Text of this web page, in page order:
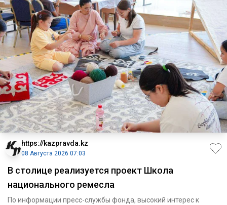
https://kazpravda.kz
08 Августа 2026 07:03
В столице реализуется проект Школа
национального ремесла
По информации пресс-службы фонда, высокий интерес к